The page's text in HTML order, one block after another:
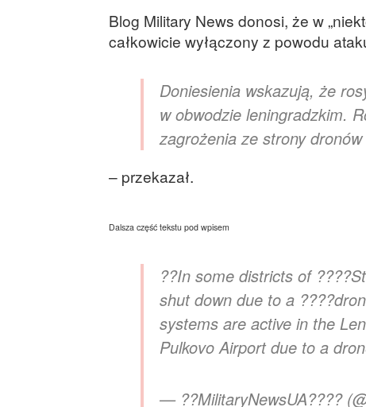
Blog Military News donosi, że w
całkowicie wyłączony z powodu
Doniesienia wskazują, że
w obwodzie leningradzkim.
zagrożenia ze strony dronów
– przekazał.
Dalsza część tekstu pod wpisem
??In some districts of
shut down due to a
systems are active in the
Pulkovo Airport due to a
— ??MilitaryNewsUA????